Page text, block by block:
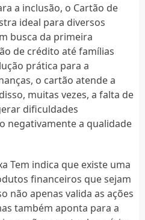
a inclusão, o Cartão de
ideal para diversos
busca da primeira
de crédito até famílias
prática para a
o cartão atende a
muitas vezes, a falta de
dificuldades
negativamente a qualidade
Tem indica que existe uma
financeiros que sejam
não apenas valida as ações
também aponta para a